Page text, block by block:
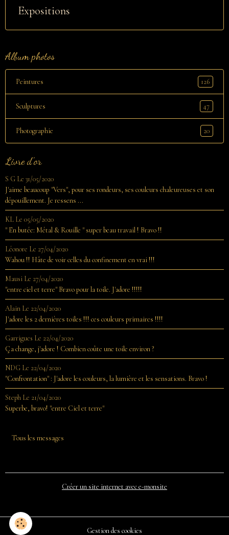
Expositions
Album photos
Peintures 126
Sculptures 47
Photographie 20
Livre d'or
S G Le 31/05/2020
J'aime beaucoup "Vers", pour ses rondeurs, ses couleurs chaleureuses et son
dépouillement. Je ressens ...
KL Le 05/05/2020
" En butée: Métal & Rouille " super beau travail ! Bravo !!
Léonore Le 27/04/2020
Wahou !! Hâte de voir celles du confinement en vrai !!!
Mausi Le 27/04/2020
"entre ciel et terre" Bravo pour la toile. J'adore !!!!!
Alain Le 22/04/2020
J'adore les 2 dernières toiles !!! ces couleurs primaires !!!!
Garrigues Le 22/04/2020
Ça change, j'adore ! Combien coûte une toile environ ?
NDG Le 22/04/2020
"Confrontation" : J'adore les couleurs, la lumière et les sensations. Bravo !
Steph Le 21/04/2020
Superbe, bravo! "entre Ciel et terre"
Tous les messages
Créer un site internet avec e-monsite
Gestion des cookies